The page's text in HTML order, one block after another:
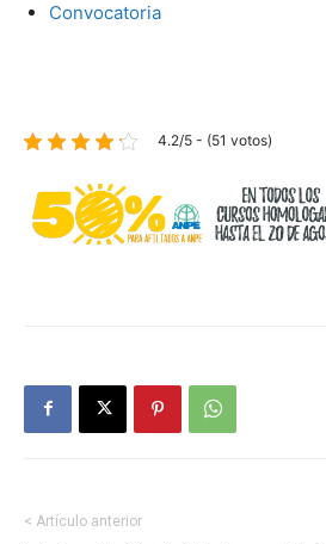
Convocatoria
4.2/5 - (51 votos)
< Artículo anterior